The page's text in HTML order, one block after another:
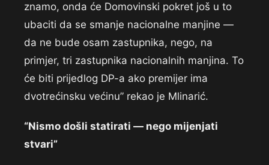
znamo, onda će Domovinski pokret još u to
ubaciti da se smanje nacionalne manjine —
da ne bude osam zastupnika, nego, na
primjer, tri zastupnika nacionalnih manjina. To
će biti prijedlog DP-a ako premijer ima
dvotrećinsku većinu” rekao je Mlinarić.
“Nismo došli statirati — nego mijenjati
stvari”